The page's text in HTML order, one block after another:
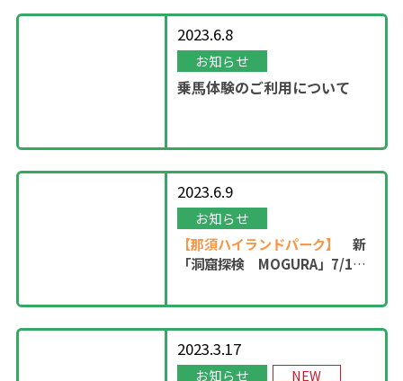
2023.6.8
お知らせ
乗馬体験のご利用について
2023.6.9
お知らせ
【那須ハイランドパーク】
新
「洞窟探検 MOGURA」7/1
2023.3.17
お知らせ NEW